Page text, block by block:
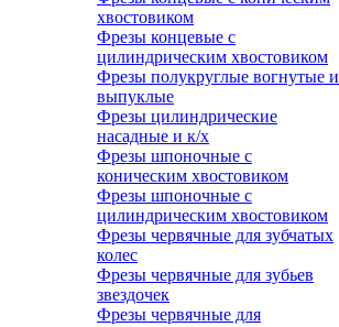
хвостовиком
Фрезы концевые с
цилиндрическим хвостовиком
Фрезы полукруглые вогнутые и
выпуклые
Фрезы цилиндрические
насадные и к/х
Фрезы шпоночные с
коническим хвостовиком
Фрезы шпоночные с
цилиндрическим хвостовиком
Фрезы червячные для зубчатых
колес
Фрезы червячные для зубьев
звездочек
Фрезы червячные для